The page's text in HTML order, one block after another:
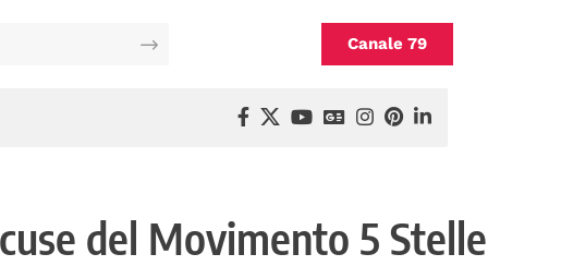
Canale 79
del Movimento 5 Stelle